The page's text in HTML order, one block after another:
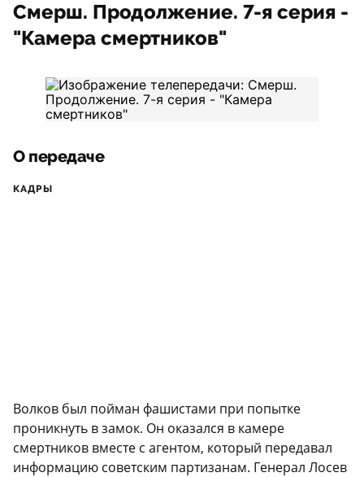
Смерш. Продолжение. 7-я серия -
"Камера смертников"
О передаче
КАДРЫ
Волков был пойман фашистами при попытке
проникнуть в замок. Он оказался в камере
смертников вместе с агентом, который передавал
информацию советским партизанам. Генерал Лосев